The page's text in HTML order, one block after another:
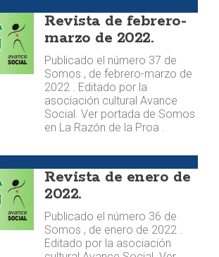
Revista de febrero-
marzo de 2022.
Publicado el número 37 de
Somos , de febrero-marzo de
2022 . Editado por la
asociación cultural Avance
Social. Ver portada de Somos
en La Razón de la Proa .
Revista de enero de
2022.
Publicado el número 36 de
Somos , de enero de 2022 .
Editado por la asociación